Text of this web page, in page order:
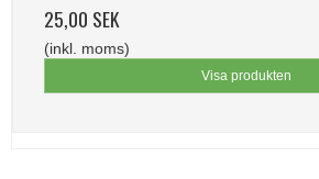
25,00 SEK
(inkl. moms)
Visa produkten